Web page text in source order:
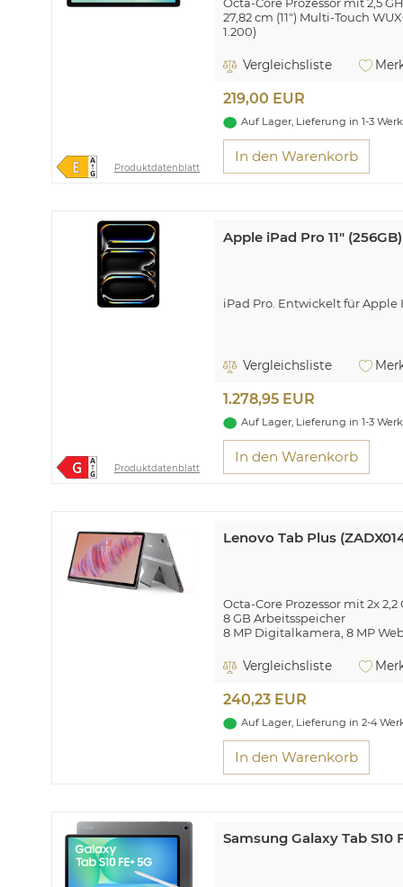
27,82 cm (11") Multi-Touch
1.200)
8 MP Digitalkamera, 5 MP
Wi-Fi 5 (802.11ac), Bluetooth®
Android™ 16.0 Betriebssystem
Großes Entertainment trifft
Vergleichsliste
219,00 EUR
Auf Lager, Lieferung in 1-3
In den Warenkorb
Produktdatenblatt
Apple iPad Pro 11"
iPad Pro. Entwickelt für Apple
Vergleichsliste
1.278,95 EUR
Auf Lager, Lieferung in 1-3
In den Warenkorb
Produktdatenblatt
Lenovo Tab Plus
Octa-Core Prozessor mit 2x 2,2
8 GB Arbeitsspeicher
8 MP Digitalkamera, 8 MP
USB 2.0 Type-C®, microSD™
Android™ 14.0 Betriebssystem
Für einen perfekten Beat
Vergleichsliste
240,23 EUR
Auf Lager, Lieferung in 2-4
In den Warenkorb
Samsung Galaxy Tab S10